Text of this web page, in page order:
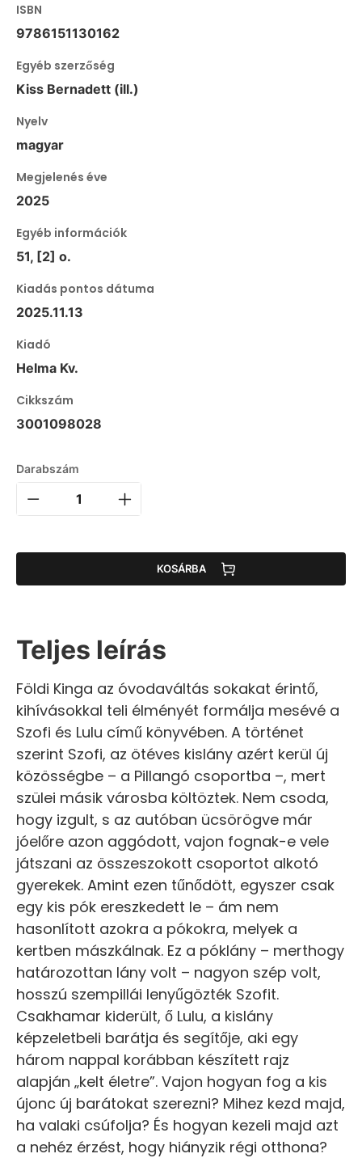
ISBN
9786151130162
Egyéb szerzőség
Kiss Bernadett (ill.)
Nyelv
magyar
Megjelenés éve
2025
Egyéb információk
51, [2] o.
Kiadás pontos dátuma
2025.11.13
Kiadó
Helma Kv.
Cikkszám
3001098028
Darabszám
KOSÁRBA
Teljes leírás
Földi Kinga az óvodaváltás sokakat érintő,
kihívásokkal teli élményét formálja mesévé a
Szofi és Lulu című könyvében. A történet
szerint Szofi, az ötéves kislány azért kerül új
közösségbe – a Pillangó csoportba –, mert
szülei másik városba költöztek. Nem csoda,
hogy izgult, s az autóban ücsörögve már
jóelőre azon aggódott, vajon fognak-e vele
játszani az összeszokott csoportot alkotó
gyerekek. Amint ezen tűnődött, egyszer csak
egy kis pók ereszkedett le – ám nem
hasonlított azokra a pókokra, melyek a
kertben mászkálnak. Ez a póklány – merthogy
határozottan lány volt – nagyon szép volt,
hosszú szempillái lenyűgözték Szofit.
Csakhamar kiderült, ő Lulu, a kislány
képzeletbeli barátja és segítője, aki egy
három nappal korábban készített rajz
alapján „kelt életre”. Vajon hogyan fog a kis
újonc új barátokat szerezni? Mihez kezd majd,
ha valaki csúfolja? És hogyan kezeli majd azt
a nehéz érzést, hogy hiányzik régi otthona?